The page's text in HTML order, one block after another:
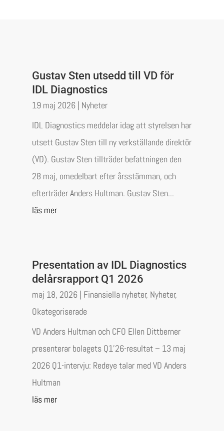
Gustav Sten utsedd till VD för
IDL Diagnostics
19 maj 2026| Nyheter
IDL Diagnostics meddelar idag att styrelsen har
utsett Gustav Sten till ny verkställande direktör
(VD). Gustav Sten tillträder befattningen den
28 maj, omedelbart efter årsstämman, och
efterträder Anders Hultman. Gustav Sten...
läs mer
Presentation av IDL Diagnostics
delårsrapport Q1 2026
maj 18, 2026| Finansiella nyheter, Nyheter,
Okategoriserade
VD Anders Hultman och CFO Ellen Dittberner
presenterar bolagets Q1’26-resultat – 13 maj
2026 Q1-intervju: Redeye talar med VD Anders
Hultman
läs mer